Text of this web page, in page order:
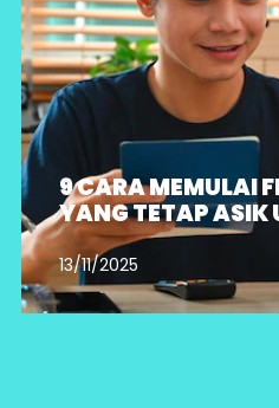
9 CARA MEMULAI
YANG TETAP ASIK
13/11/2025